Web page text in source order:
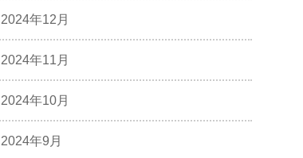
2024年12月
2024年11月
2024年10月
2024年9月